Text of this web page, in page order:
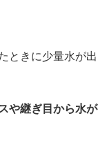
ときに少量水が出
や継ぎ目から水が